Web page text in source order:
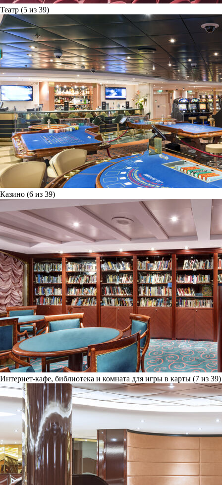
Театр (5 из 39)
Казино (6 из 39)
Интернет-кафе, библиотека и комната для игры в карты (7 из 39)